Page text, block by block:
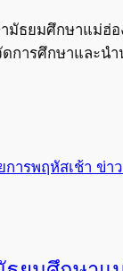
ธยมศึกษาแม่ฮ่
ารศึกษาและน
การพฤหัสเช้า ข่า